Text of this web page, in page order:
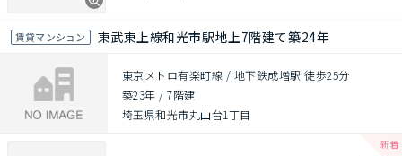
賃貸マンション 東武東上線和光市駅地上7階建て築24年
東京メトロ有楽町線 / 地下鉄成増駅 徒歩25分
築23年 /7階建
埼玉県和光市丸山台1丁目